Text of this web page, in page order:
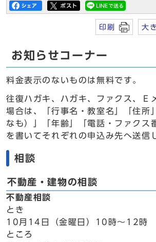
印刷 大
お知らせコーナー
料金表示のないものは無料です。
往復ハガキ、ハガキ、ファクス、Ｅ
場合は、「行事名・教室名」「住所
なも）」「年齢」「電話・ファクス
を書いてそれぞれの申込み先へ送信
相談
不動産・建物の相談
不動産相談
とき
10月14日（金曜日）10時～12時
ところ